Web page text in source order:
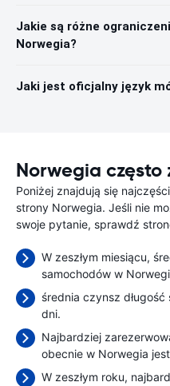
Jakie są różne
Norwegia?
Jaki jest oficjalny język
Norwegia
Poniżej znajdują się
strony Norwegia. Jeśli nie
swoje pytanie, sprawdź
W zeszłym miesiącu,
samochodów w
średnia czynsz
dni.
Najbardziej
obecnie w Norwegia
W zeszłym roku,